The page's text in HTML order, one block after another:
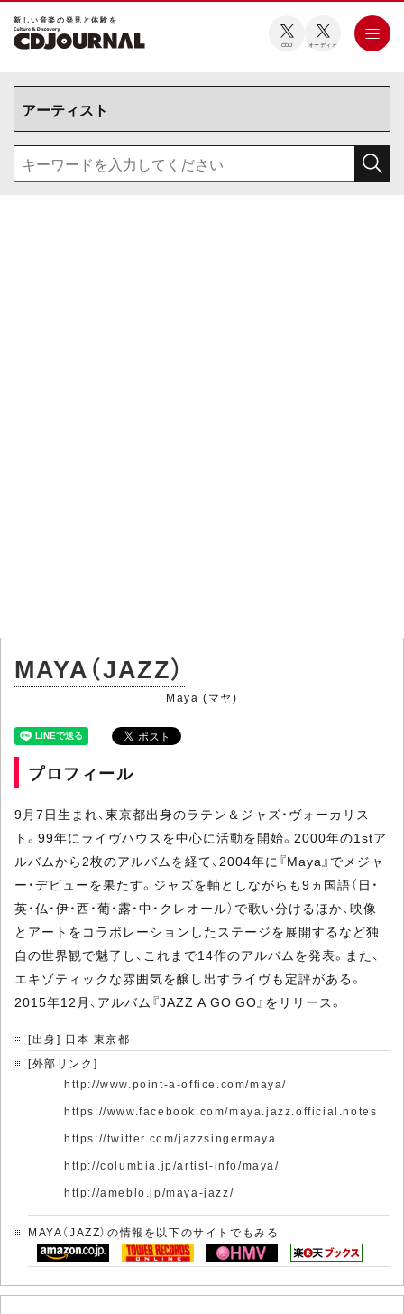
新しい⾳楽の発⾒と体験を
CDJ オーディオ
MAYA（JAZZ）
Maya (マヤ)
プロフィール
9月7日生まれ、東京都出身のラテン＆ジャズ・ヴォーカリス
ト。99年にライヴハウスを中心に活動を開始。2000年の1stア
ルバムから2枚のアルバムを経て、2004年に『Maya』でメジャ
ー・デビューを果たす。ジャズを軸としながらも9ヵ国語（日・
英・仏・伊・西・葡・露・中・クレオール）で歌い分けるほか、映像
とアートをコラボレーションしたステージを展開するなど独
自の世界観で魅了し、これまで14作のアルバムを発表。また、
エキゾティックな雰囲気を醸し出すライヴも定評がある。
2015年12月、アルバム『JAZZ A GO GO』をリリース。
[出身] 日本 東京都
[外部リンク]
http://www.point-a-office.com/maya/
https://www.facebook.com/maya.jazz.official.notes
https://twitter.com/jazzsingermaya
http://columbia.jp/artist-info/maya/
http://ameblo.jp/maya-jazz/
MAYA（JAZZ）の情報を以下のサイトでもみる